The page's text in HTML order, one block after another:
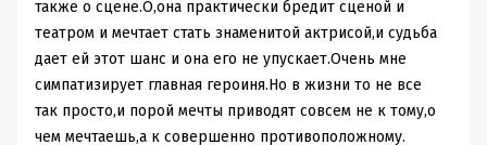
также о сцене.О,она практически бредит сценой и
театром и мечтает стать знаменитой актрисой,и судьба
дает ей этот шанс и она его не упускает.Очень мне
симпатизирует главная героиня.Но в жизни то не все
так просто,и порой мечты приводят совсем не к тому,о
чем мечтаешь,а к совершенно противоположному.